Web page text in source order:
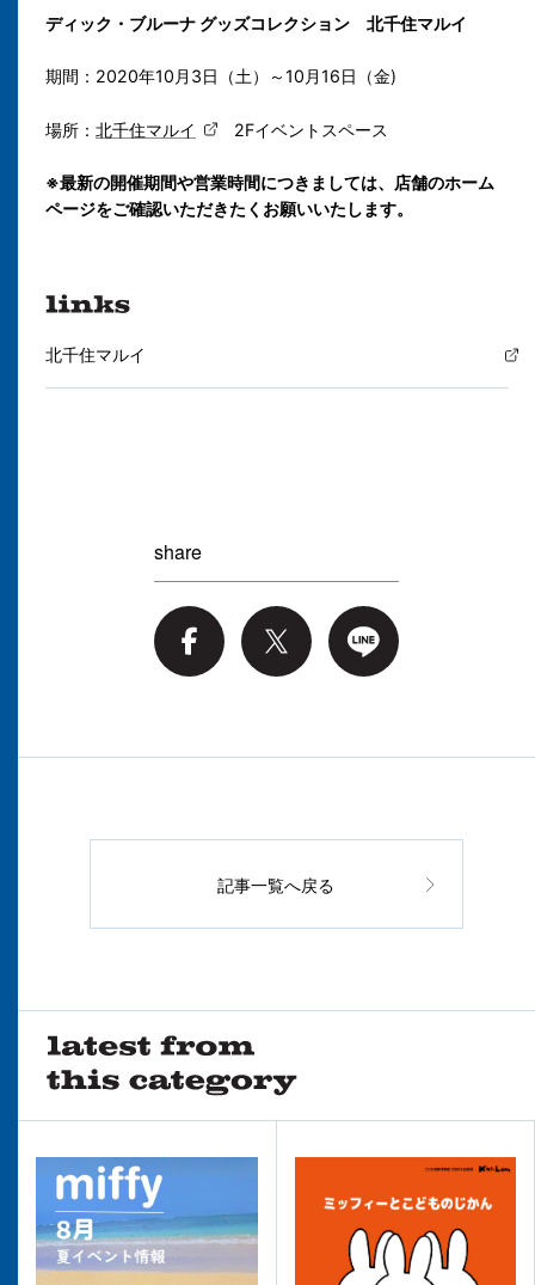
ディック・ブルーナ グッズコレクション 北千住マルイ
期間：2020年10月3日（土）～10月16日（金)
場所： 北千住マルイ 2Fイベントスペース
※最新の開催期間や営業時間につきましては、店舗のホーム
ページをご確認いただきたくお願いいたします。
北千住マルイ
share
記事一覧へ戻る